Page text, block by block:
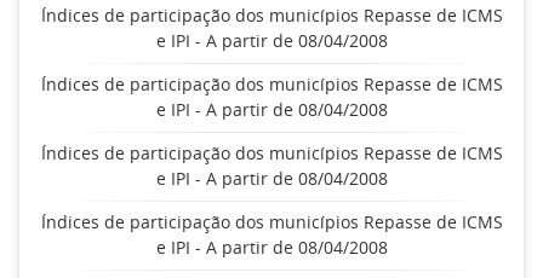
Índices de participação dos municípios Repasse de ICMS
e IPI - A partir de 08/04/2008
Índices de participação dos municípios Repasse de ICMS
e IPI - A partir de 08/04/2008
Índices de participação dos municípios Repasse de ICMS
e IPI - A partir de 08/04/2008
Índices de participação dos municípios Repasse de ICMS
e IPI - A partir de 08/04/2008